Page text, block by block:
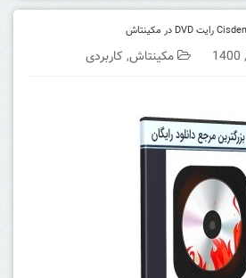
مکینتاش, کاربردی